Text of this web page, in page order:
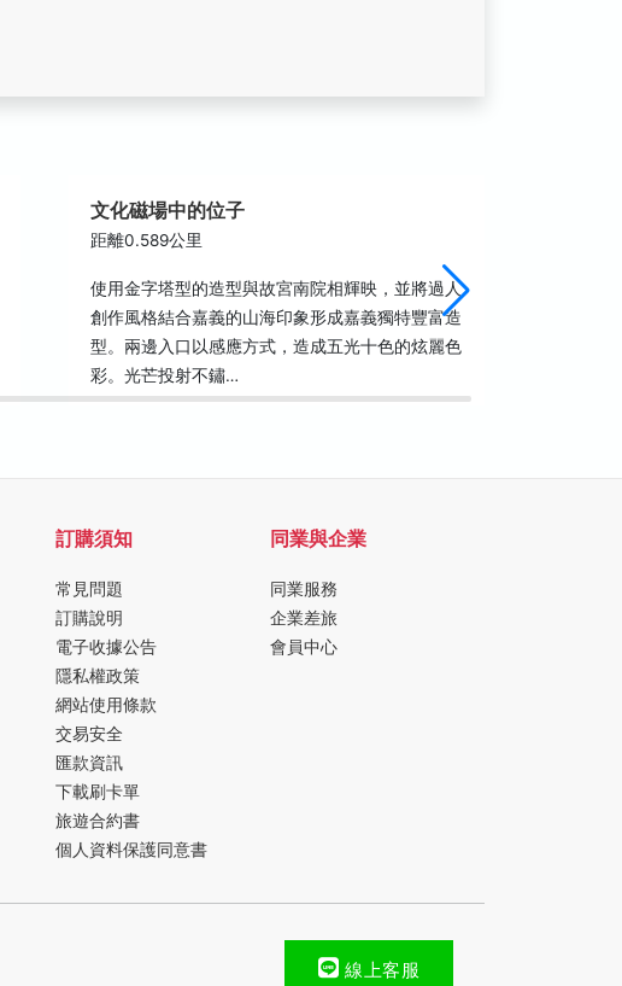
文化磁場中的位子
距離0.589公里
使用金字塔型的造型與故宮南院相輝映，並將過人
創作風格結合嘉義的山海印象形成嘉義獨特豐富造
型。兩邊入口以感應方式，造成五光十色的炫麗色
彩。光芒投射不鏽…
訂購須知
常見問題
訂購說明
電子收據公告
隱私權政策
網站使用條款
交易安全
匯款資訊
下載刷卡單
旅遊合約書
個人資料保護同意書
同業與企業
同業服務
企業差旅
會員中心
線上客服